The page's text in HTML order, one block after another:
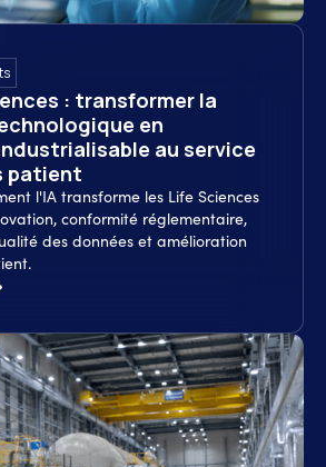
: transformer la
en
au service
patient
l'IA transforme les Life Sciences
conformité réglementaire,
des données et amélioration